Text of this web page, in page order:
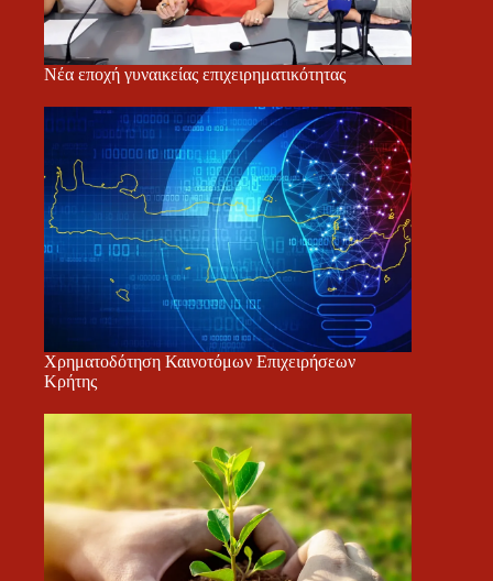
Νέα εποχή γυναικείας επιχειρηματικότητας
Χρηματοδότηση Καινοτόμων Επιχειρήσεων
Κρήτης